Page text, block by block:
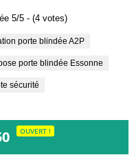
5/5 - (4 votes)
porte blindée A2P
pose porte blindée Essonne
sécurité
OUVERT !